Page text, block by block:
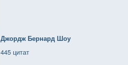
Джордж Бернард Шоу
445 цитат